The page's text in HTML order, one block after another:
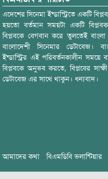
এদেশের সিনেমা ইন্ডাস্ট্রিতে একটি
হয়তো বর্তমান সময়টা একটি
বিপ্লবকে বেগবান করে তুলতেই
বাংলাদেশী সিনেমার ডেটাবেজ।
ইন্ডাস্ট্রির এই পরিবর্তনকালীন সময়ে
বিপ্লবকে অনুভব করতে, বিপ্লবের
ডেটাবেজ এর সাথে থাকুন। ধন্যবাদ।
আমাদের কথা বিএমডিবি ভলান্টিয়ার